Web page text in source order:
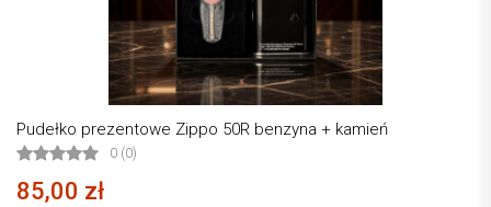
Pudełko prezentowe Zippo 50R benzyna + kamień
0 (0)
85,00 zł